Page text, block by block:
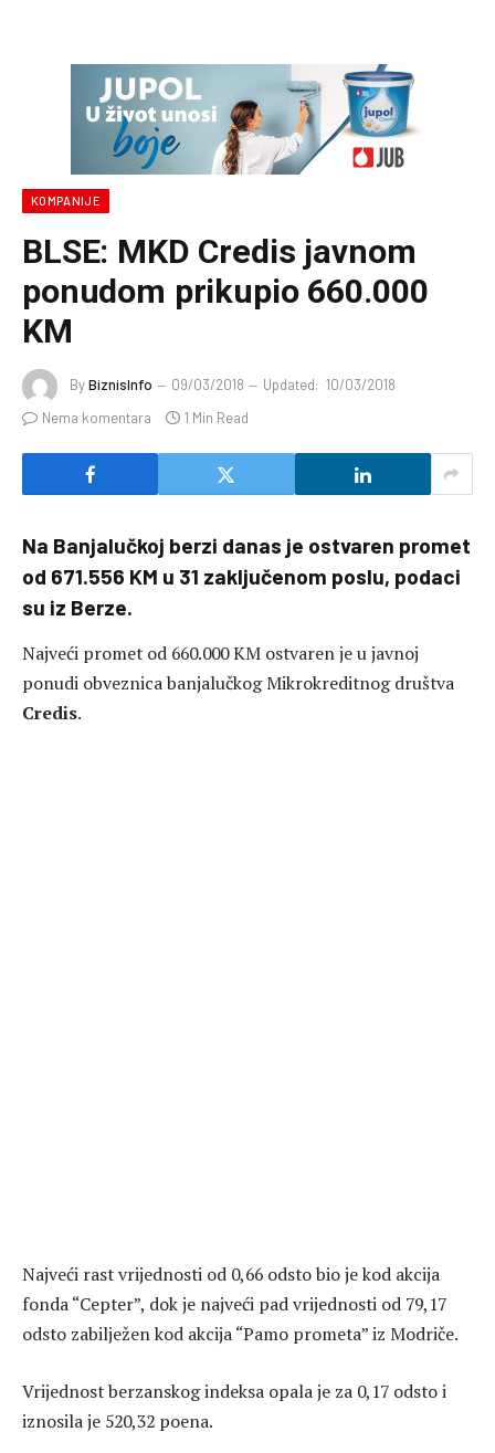
KOMPANIJE
BLSE: MKD Credis javnom
ponudom prikupio 660.000
KM
ByBiznisInfo 09/03/2018 Updated: 10/03/2018
Nema komentara
1 Min Read
Na Banjalučkoj berzi danas je ostvaren promet
od 671.556 KM u 31 zaključenom poslu, podaci
su iz Berze.
Najveći promet od 660.000 KM ostvaren je u javnoj
ponudi obveznica banjalučkog Mikrokreditnog društva
Credis.
Najveći rast vrijednosti od 0,66 odsto bio je kod akcija
fonda “Cepter”, dok je najveći pad vrijednosti od 79,17
odsto zabilježen kod akcija “Pamo prometa” iz Modriče.
Vrijednost berzanskog indeksa opala je za 0,17 odsto i
iznosila je 520,32 poena.